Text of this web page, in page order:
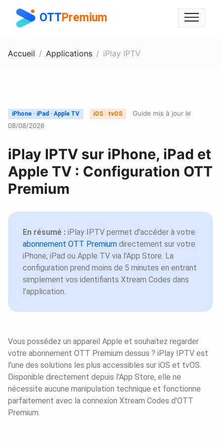
OTTPremium
Accueil Applications iPlay IPTV
iPhone · iPad · Apple TV iOS · tvOS
Guide mis à jour le
08/08/2026
iPlay IPTV sur iPhone, iPad et
Apple TV : Configuration OTT
Premium
En résumé :iPlay IPTV permet d'accéder à votre
abonnement OTT Premiumdirectement sur votre
iPhone, iPad ou Apple TV via l'App Store. La
configuration prend moins de 5 minutes en entrant
simplement vos identifiants Xtream Codes dans
l'application.
Vous possédez un appareil Apple et souhaitez regarder
votre abonnement OTT Premium dessus ? iPlay IPTV est
l'une des solutions les plus accessibles sur iOS et tvOS.
Disponible directement depuis l'App Store, elle ne
nécessite aucune manipulation technique et fonctionne
parfaitement avec la connexion Xtream Codes d'OTT
Premium.